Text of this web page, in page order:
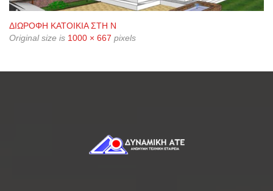
ΔΙΩΡΟΦΗ ΚΑΤΟΙΚΙΑ ΣΤΗ Ν
Original size is 1000 × 667 pixels